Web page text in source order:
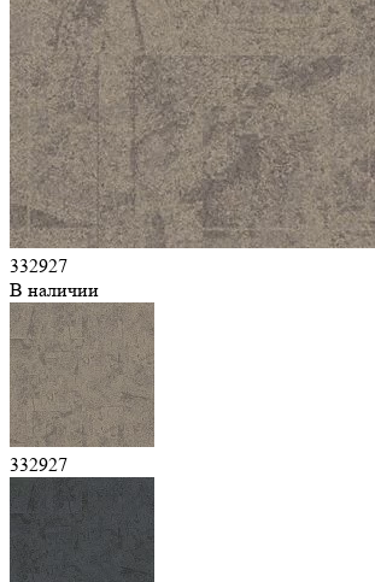
332927
В наличии
332927